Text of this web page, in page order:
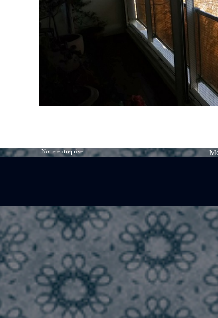
Notre entreprise